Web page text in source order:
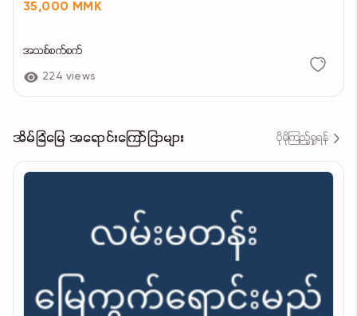
35,000 MMK
အသစ်စက်စက်
224 views
အိမ်ခြံမြေ အရောင်းကြော်ငြာများ ပိုမိုကြည့်ရှုရန်